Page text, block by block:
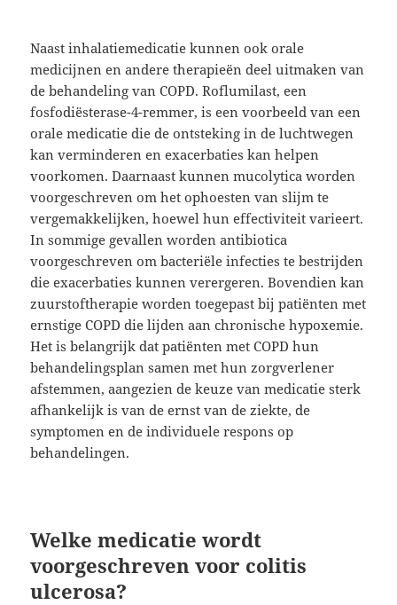
Naast inhalatiemedicatie kunnen ook orale
medicijnen en andere therapieën deel uitmaken van
de behandeling van COPD. Roflumilast, een
fosfodiësterase-4-remmer, is een voorbeeld van een
orale medicatie die de ontsteking in de luchtwegen
kan verminderen en exacerbaties kan helpen
voorkomen. Daarnaast kunnen mucolytica worden
voorgeschreven om het ophoesten van slijm te
vergemakkelijken, hoewel hun effectiviteit varieert.
In sommige gevallen worden antibiotica
voorgeschreven om bacteriële infecties te bestrijden
die exacerbaties kunnen verergeren. Bovendien kan
zuurstoftherapie worden toegepast bij patiënten met
ernstige COPD die lijden aan chronische hypoxemie.
Het is belangrijk dat patiënten met COPD hun
behandelingsplan samen met hun zorgverlener
afstemmen, aangezien de keuze van medicatie sterk
afhankelijk is van de ernst van de ziekte, de
symptomen en de individuele respons op
behandelingen.
Welke medicatie wordt
voorgeschreven voor colitis
ulcerosa?